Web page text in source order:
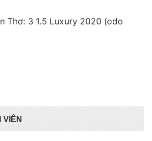
Thơ: 3 1.5 Luxury 2020 (odo
VIÊN